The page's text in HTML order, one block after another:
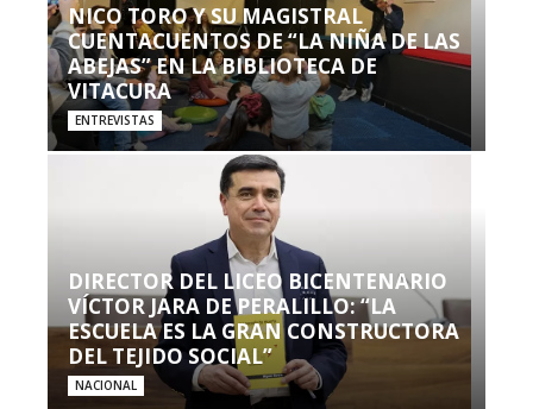
NICO TORO Y SU MAGISTRAL
CUENTACUENTOS DE “LA NIÑA DE LAS
ABEJAS” EN LA BIBLIOTECA DE
VITACURA
ENTREVISTAS
DIRECTOR DEL LICEO BICENTENARIO
VÍCTOR JARA DE PERALILLO: “LA
ESCUELA ES LA GRAN CONSTRUCTORA
DEL TEJIDO SOCIAL”
NACIONAL